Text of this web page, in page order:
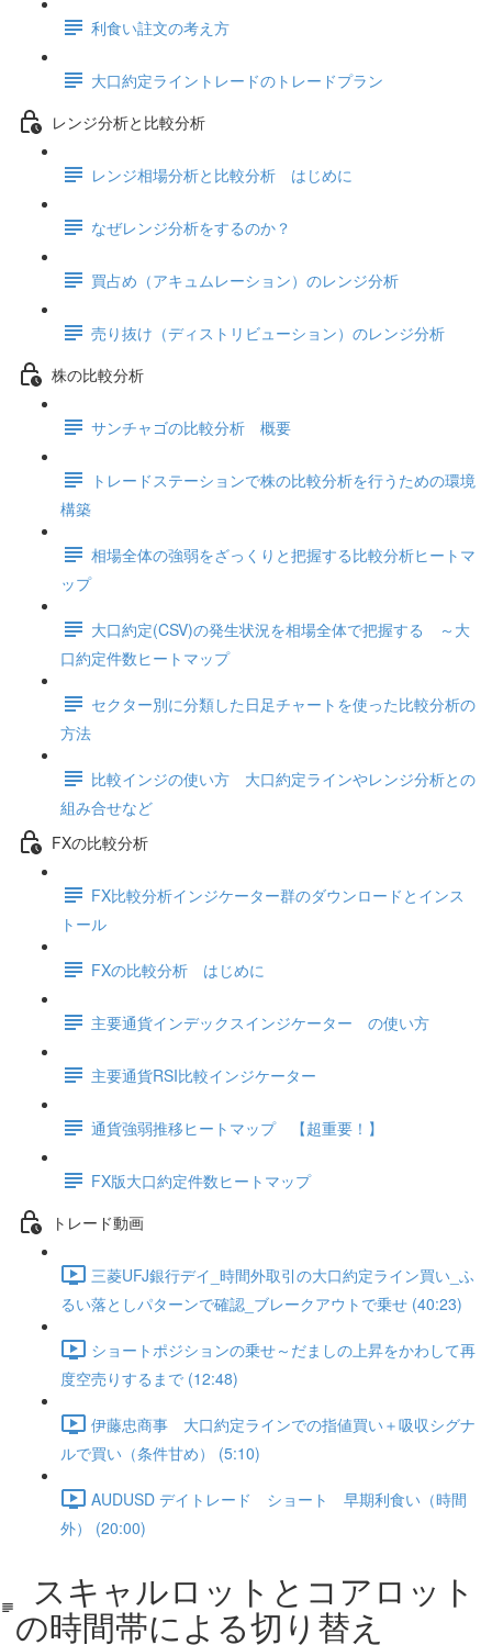
利食い註文の考え方
大口約定ライントレードのトレードプラン
レンジ分析と比較分析
レンジ相場分析と比較分析 はじめに
なぜレンジ分析をするのか？
買占め（アキュムレーション）のレンジ分析
売り抜け（ディストリビューション）のレンジ分析
株の比較分析
サンチャゴの比較分析 概要
トレードステーションで株の比較分析を行うための環境
構築
相場全体の強弱をざっくりと把握する比較分析ヒートマ
ップ
大口約定(CSV)の発生状況を相場全体で把握する ～大
口約定件数ヒートマップ
セクター別に分類した日足チャートを使った比較分析の
方法
比較インジの使い方 大口約定ラインやレンジ分析との
組み合せなど
FXの比較分析
FX比較分析インジケーター群のダウンロードとインス
トール
FXの比較分析 はじめに
主要通貨インデックスインジケーター の使い方
主要通貨RSI比較インジケーター
通貨強弱推移ヒートマップ 【超重要！】
FX版大口約定件数ヒートマップ
トレード動画
三菱UFJ銀行デイ_時間外取引の大口約定ライン買い_ふ
るい落としパターンで確認_ブレークアウトで乗せ (40:23)
ショートポジションの乗せ～だましの上昇をかわして再
度空売りするまで (12:48)
伊藤忠商事 大口約定ラインでの指値買い＋吸収シグナ
ルで買い（条件甘め） (5:10)
AUDUSD デイトレード ショート 早期利食い（時間
外） (20:00)
スキャルロットとコアロット
の時間帯による切り替え